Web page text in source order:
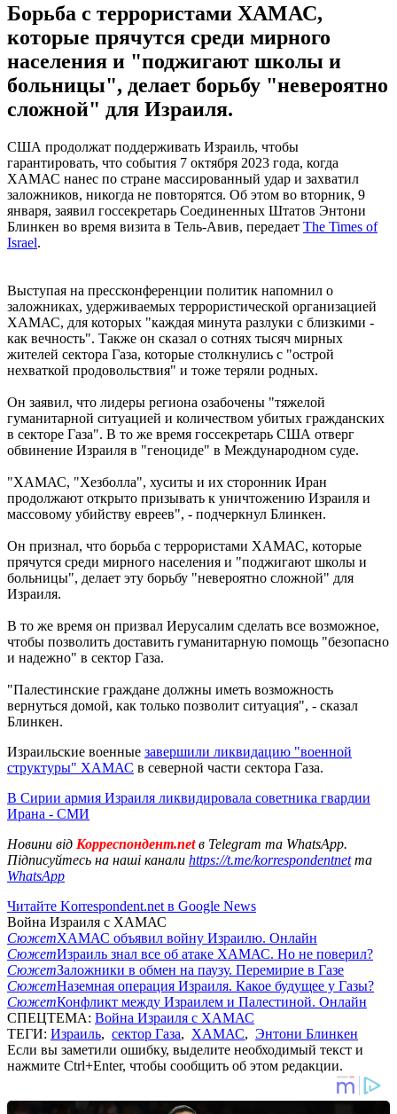
Борьба с террористами ХАМАС,
которые прячутся среди мирного
населения и "поджигают школы и
больницы", делает борьбу "невероятно
сложной" для Израиля.
США продолжат поддерживать Израиль, чтобы
гарантировать, что события 7 октября 2023 года, когда
ХАМАС нанес по стране массированный удар и захватил
заложников, никогда не повторятся. Об этом во вторник, 9
января, заявил госсекретарь Соединенных Штатов Энтони
Блинкен во время визита в Тель-Авив, передает The Times of
Israel.
Выступая на прессконференции политик напомнил о
заложниках, удерживаемых террористической организацией
ХАМАС, для которых "каждая минута разлуки с близкими -
как вечность". Также он сказал о сотнях тысяч мирных
жителей сектора Газа, которые столкнулись с "острой
нехваткой продовольствия" и тоже теряли родных.
Он заявил, что лидеры региона озабочены "тяжелой
гуманитарной ситуацией и количеством убитых гражданских
в секторе Газа". В то же время госсекретарь США отверг
обвинение Израиля в "геноциде" в Международном суде.
"ХАМАС, "Хезболла", хуситы и их сторонник Иран
продолжают открыто призывать к уничтожению Израиля и
массовому убийству евреев", - подчеркнул Блинкен.
Он признал, что борьба с террористами ХАМАС, которые
прячутся среди мирного населения и "поджигают школы и
больницы", делает эту борьбу "невероятно сложной" для
Израиля.
В то же время он призвал Иерусалим сделать все возможное,
чтобы позволить доставить гуманитарную помощь "безопасно
и надежно" в сектор Газа.
"Палестинские граждане должны иметь возможность
вернуться домой, как только позволит ситуация", - сказал
Блинкен.
Израильские военные завершили ликвидацию "военной
структуры" ХАМАС в северной части сектора Газа.
В Сирии армия Израиля ликвидировала советника гвардии
Ирана - СМИ
Новини від Корреспондент.netв Telegram та WhatsApp.
Підписуйтесь на наші канали https://t.me/korrespondentnetта
WhatsApp
Читайте Korrespondent.net в Google News
Война Израиля с ХАМАС
СюжетХАМАС объявил войну Израилю. Онлайн
СюжетИзраиль знал все об атаке ХАМАС. Но не поверил?
СюжетЗаложники в обмен на паузу. Перемирие в Газе
СюжетНаземная операция Израиля. Какое будущее у Газы?
СюжетКонфликт между Израилем и Палестиной. Онлайн
СПЕЦТЕМА: Война Израиля с ХАМАС
ТЕГИ: Израиль, сектор Газа, ХАМАС, Энтони Блинкен
Если вы заметили ошибку, выделите необходимый текст и
нажмите Ctrl+Enter, чтобы сообщить об этом редакции.